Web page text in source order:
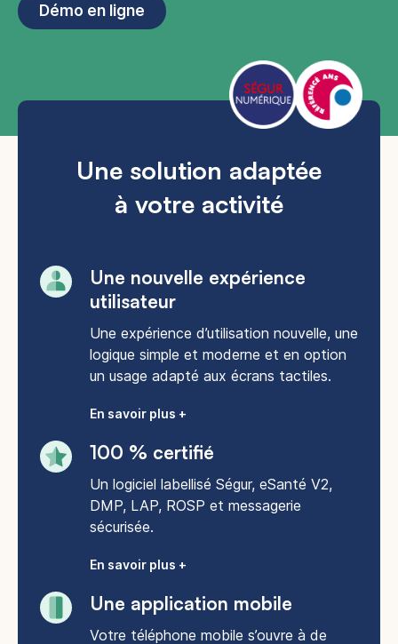
Démo en ligne
Une solution adaptée
à votre activité
Une nouvelle expérience
utilisateur​
Une expérience d’utilisation nouvelle, une
logique simple et moderne et en option
un usage adapté aux écrans tactiles.
En savoir plus +
100 % certifié
Un logiciel labellisé Ségur, eSanté V2,
DMP, LAP, ROSP et messagerie
sécurisée.
En savoir plus +
Une application mobile
Votre téléphone mobile s’ouvre à de